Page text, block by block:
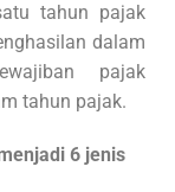
tahun pajak
dalam
pajak
tahun pajak.
6 jenis